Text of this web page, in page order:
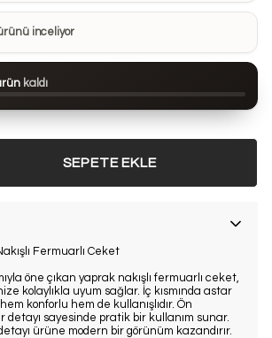
favorilerine ekledi
74 kezgörüntülendi
inceliyor
kaldı
SEPETE EKLE
Fermuarlı Ceket
öne çıkan yaprak nakışlı fermuarlı ceket,
kolaylıkla uyum sağlar. İç kısmında astar
konforlu hem de kullanışlıdır. Ön
detayı sayesinde pratik bir kullanım sunar.
ürüne modern bir görünüm kazandırır.